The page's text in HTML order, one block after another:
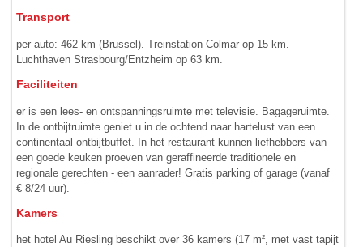
Transport
per auto: 462 km (Brussel). Treinstation Colmar op 15 km.
Luchthaven Strasbourg/Entzheim op 63 km.
Faciliteiten
er is een lees- en ontspanningsruimte met televisie. Bagageruimte.
In de ontbijtruimte geniet u in de ochtend naar hartelust van een
continentaal ontbijtbuffet. In het restaurant kunnen liefhebbers van
een goede keuken proeven van geraffineerde tradi­tionele en
regionale gerechten - een aanrader! Gratis parking of garage (vanaf
€ 8/24 uur).
Kamers
het hotel Au Riesling beschikt over 36 kamers (17 m², met vast tapijt